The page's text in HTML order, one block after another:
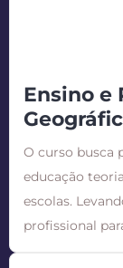
Ensino e
O curso busca
educação
escolas.
profissional